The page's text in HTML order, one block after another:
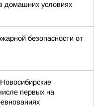
домашних условиях
безопасности от
первых на